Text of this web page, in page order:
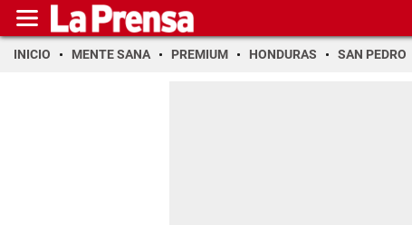
INICIO MENTE SANA PREMIUM HONDURAS SAN PEDRO